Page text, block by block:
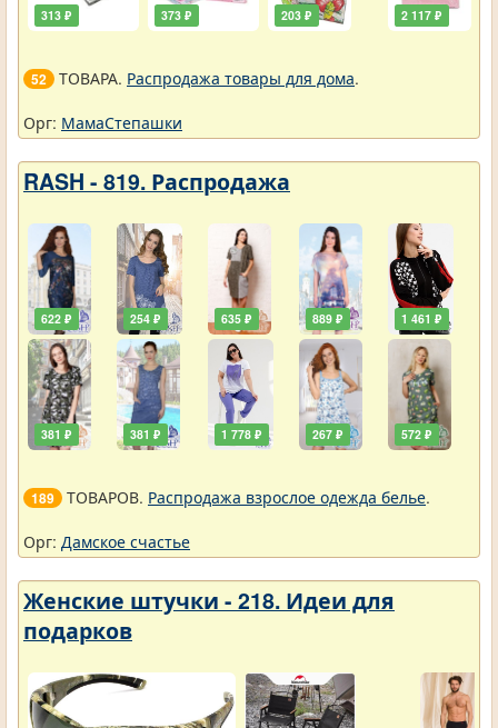
313 ₽ 373 ₽ 203 ₽ 2 117 ₽
52 ТОВАРА. Распродажа товары для дома.
Орг: МамаСтепашки
RASH - 819. Распродажа
622 ₽
381 ₽
254 ₽
381 ₽
635 ₽
1 778 ₽
889 ₽
267 ₽
1 461 ₽
572 ₽
189 ТОВАРОВ. Распродажа взрослое одежда белье.
Орг: Дамское счастье
Женские штучки - 218. Идеи для
подарков